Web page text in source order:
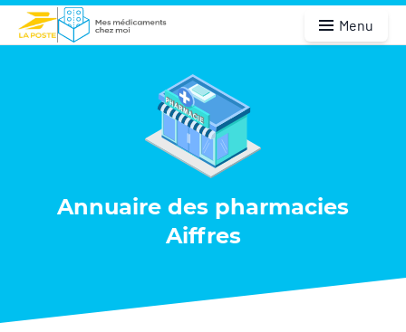
Menu
Annuaire des pharmacies
Aiffres